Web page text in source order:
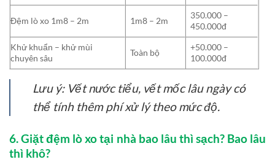
Đệm lò xo 1m8 – 2m 1m8 – 2m
350.000 –
450.000đ
Khử khuẩn – khử mùi
chuyên sâu
Toàn bộ
+50.000 –
100.000đ
Lưu ý: Vết nước tiểu, vết mốc lâu ngày có
thể tính thêm phí xử lý theo mức độ.
6. Giặt đệm lò xo tại nhà bao lâu thì sạch? Bao lâu
thì khô?